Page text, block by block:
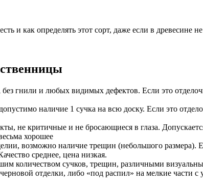
и как определять этот сорт, даже если в древесине
гнили и любых видимых дефектов. Если это
наличие 1 сучка на всю доску. Если это
не критичные и не бросающиеся в глаза.
хорошее
возможно наличие трещин (небольшого размера).
среднее, цена низкая.
количеством сучков, трещин, различными
отделки, либо «под распил» на мелкие